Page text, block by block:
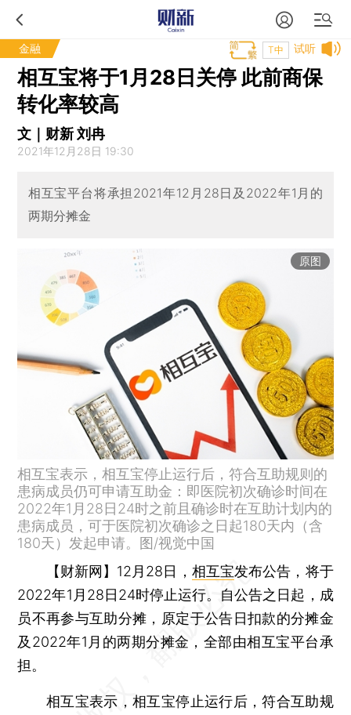
金融 试听
T中
相互宝将于1月28日关停 此前商保
转化率较高
文｜财新 刘冉
2021年12月28日 19:30
相互宝平台将承担2021年12月28日及2022年1月的
两期分摊金
原图
相互宝表示，相互宝停止运行后，符合互助规则的
患病成员仍可申请互助金：即医院初次确诊时间在
2022年1月28日24时之前且确诊时在互助计划内的
患病成员，可于医院初次确诊之日起180天内（含
180天）发起申请。图/视觉中国
【财新网】 12月28日， 相互宝发布公告，将于
2022年1月28日24时停止运行。自公告之日起，成
员不再参与互助分摊，原定于公告日扣款的分摊金
及2022年1月的两期分摊金，全部由相互宝平台承
担。
相互宝表示，相互宝停止运行后，符合互助规